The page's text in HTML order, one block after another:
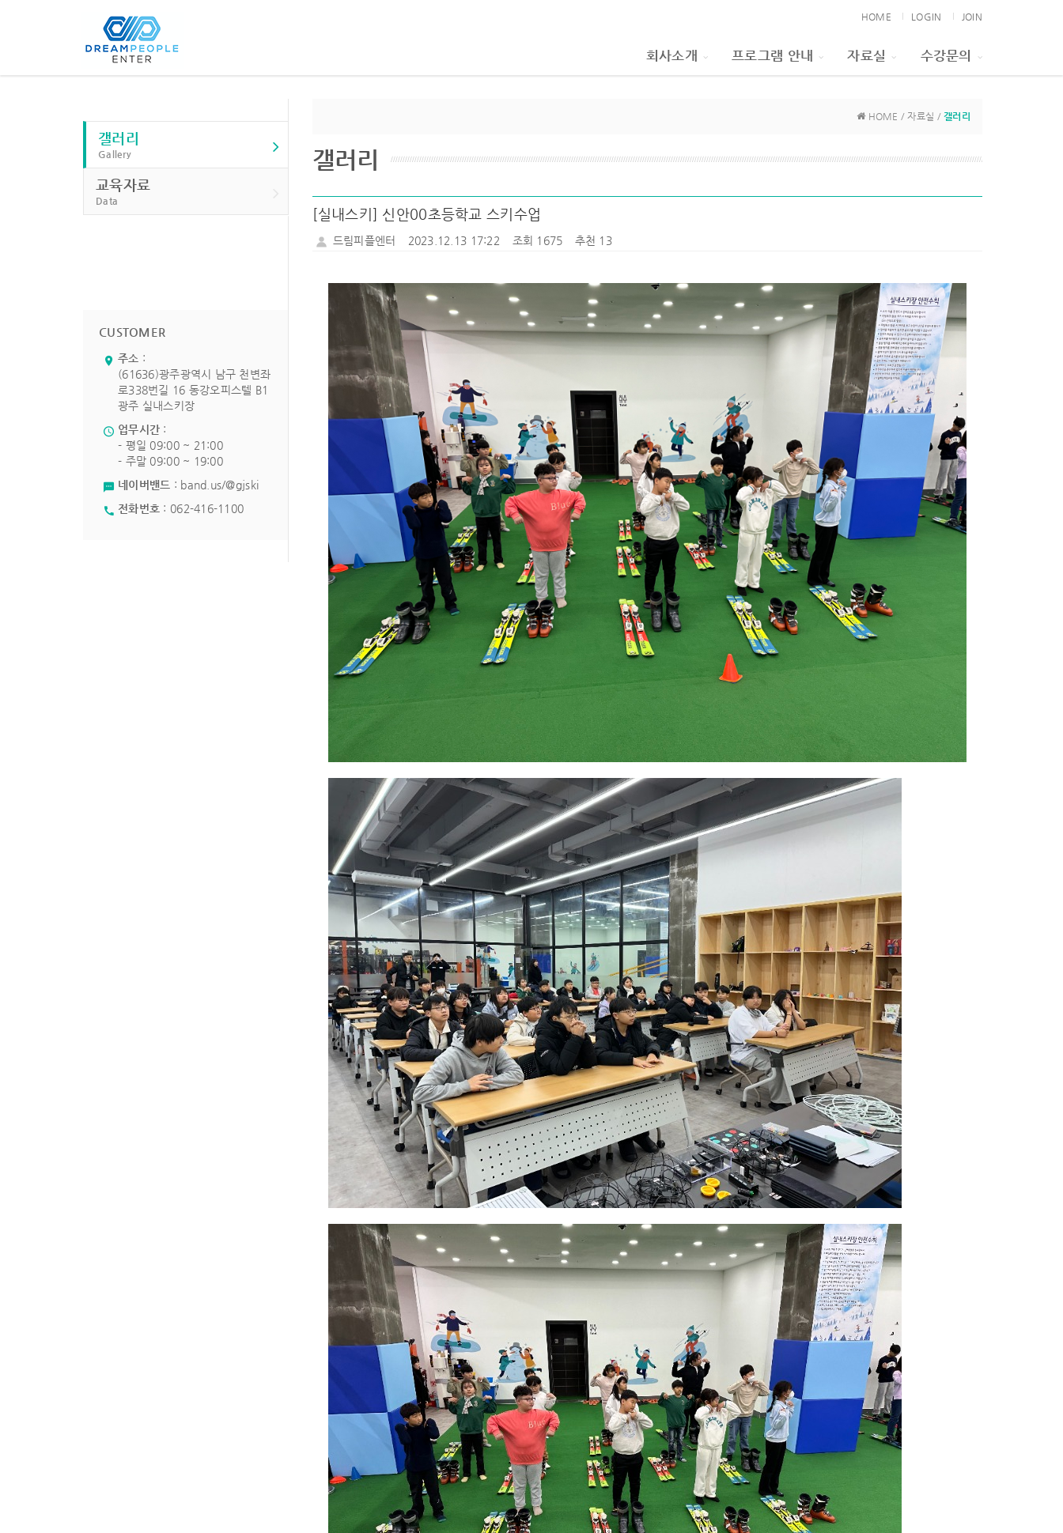
HOME LOGIN JOIN
회사소개 프로그램 안내 자료실 수강문의
갤러리
Gallery
교육자료
Data
CUSTOMER
주소 :
(61636)광주광역시 남구 천변좌
로338번길 16 동강오피스텔 B1
광주 실내스키장
업무시간 :
- 평일 09:00 ~ 21:00
- 주말 09:00 ~ 19:00
네이버밴드 : band.us/@gjski
전화번호 : 062-416-1100
HOME / 자료실 /갤러리
갤러리
[실내스키] 신안00초등학교 스키수업
드림피플엔터 2023.12.13 17:22 조회 1675 추천 13